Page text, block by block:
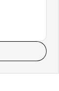
5 zvezdic.